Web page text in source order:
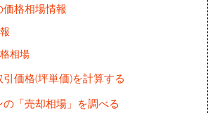
価格相場情報
相場
価格(坪単価)を計算する
「売却相場」を調べる